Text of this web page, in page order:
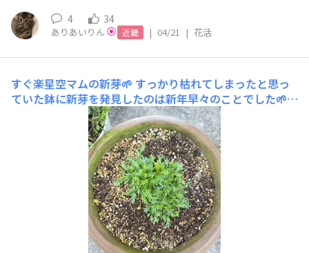
4 34
ありあいりん 近畿 | 04/21 | 花活
すぐ楽星空マムの新芽🌱 すっかり枯れてしまったと思っ
ていた鉢に新芽を発見したのは新年早々のことでした🌱ブ
ラキカムって冬は地上部が枯れるの？？(調べてみたら多
年草タイプは枯れるみたい)過去にも星空マムは育てたこ
とがあって、冬越し出来たときは多分葉っぱを枯らさない
まま春を迎えた気がしますなので今回みたいなのは初めて